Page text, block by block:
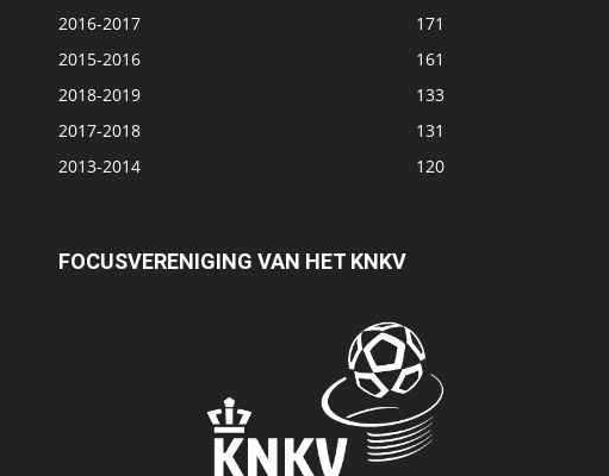
2016-2017
171
2015-2016
161
2018-2019
133
2017-2018
131
2013-2014
120
FOCUSVERENIGING VAN HET KNKV